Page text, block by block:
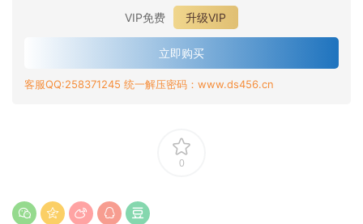
VIP免费
升级VIP
立即购买
客服QQ:258371245 统一解压密码：www.ds456.cn
0